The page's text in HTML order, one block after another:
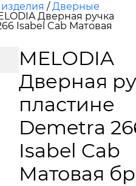
/Дверные
Дверная ручка
Isabel Cab Матовая
MELODIA
Дверная
пластине
Demetra
Isabel Cab
Матовая